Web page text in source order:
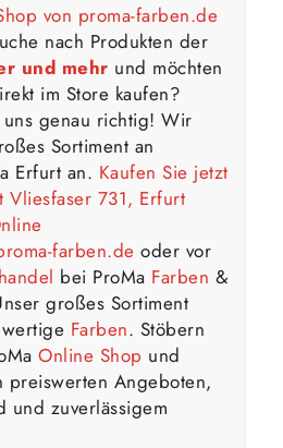
von proma-farben.de
nach Produkten der
und mehr und möchten
im Store kaufen?
genau richtig! Wir
Sortiment an
Erfurt an. Kaufen Sie jetzt
Vliesfaser 731, Erfurt
farben.de oder vor
bei ProMa Farben &
großes Sortiment
Farben. Stöbern
Online Shop und
preiswerten Angeboten,
und zuverlässigem